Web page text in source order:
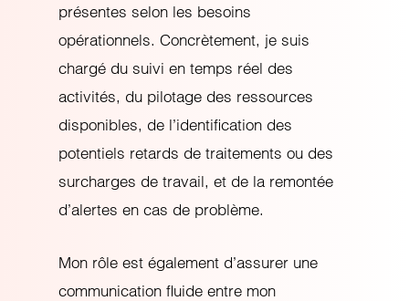
présentes selon les besoins
opérationnels. Concrètement, je suis
chargé du suivi en temps réel des
activités, du pilotage des ressources
disponibles, de l’identification des
potentiels retards de traitements ou des
surcharges de travail, et de la remontée
d’alertes en cas de problème.
Mon rôle est également d’assurer une
communication fluide entre mon